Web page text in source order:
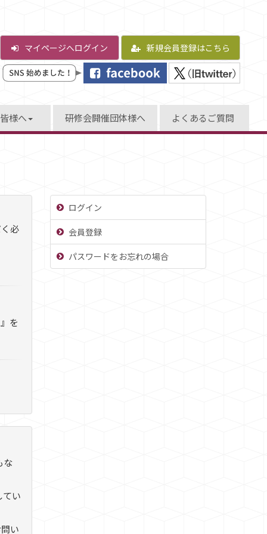
マイページへログイン 新規会員登録はこちら
様へ 研修会開催団体様へ よくあるご質問
必
を
な
てい
い
ログイン
会員登録
パスワードをお忘れの場合